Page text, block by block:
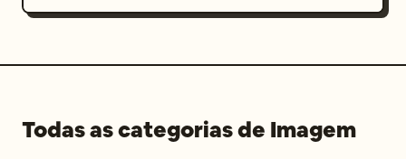
Todas as categorias de Imagem